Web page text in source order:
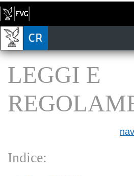
LEGGI E
Indice: